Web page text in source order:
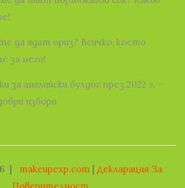
да ядат ориз? Всичко, което
за него!
за английски булдог през 2022 г. −
избори
| makeupexp.com | Декларация За